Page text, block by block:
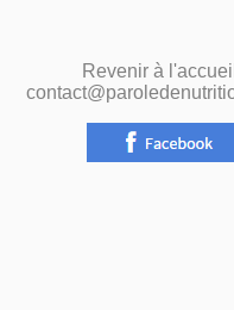
Revenir à l'accueil